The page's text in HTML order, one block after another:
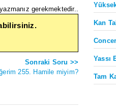
gerekmektedir..
Sonraki Soru >>
255. Hamile miyim?
Kan
Yassı
Tam